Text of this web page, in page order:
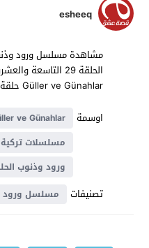
esheeq
Güller ve Günahlar حلقة 29 مترجمة مسلسلات تركية 2025 حصرياً على موقع
اوسمة
ve Günahlar
مسلسلات تركية 2025
ورود وذنوب الحلقة 29
تصنيفات مسلسل ورود